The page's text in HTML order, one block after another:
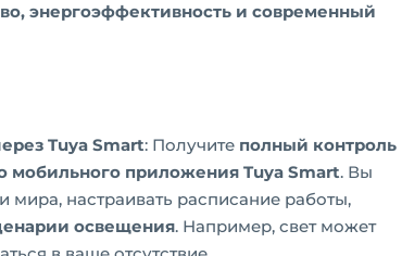
энергоэффективность и современный
Tuya Smart: Получите полный контроль
мобильного приложения Tuya Smart. Вы
настраивать расписание работы,
освещения. Например, свет может